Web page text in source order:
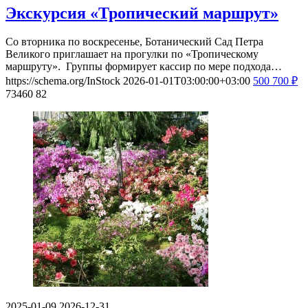
Экскурсия «Тропический маршрут»
Со вторника по воскресенье, Ботанический Сад Петра
Великого приглашает на прогулки по «Тропическому
маршруту». Группы формирует кассир по мере подхода…
https://schema.org/InStock 2026-01-01T03:00:00+03:00 500 700 ₽
73460 82